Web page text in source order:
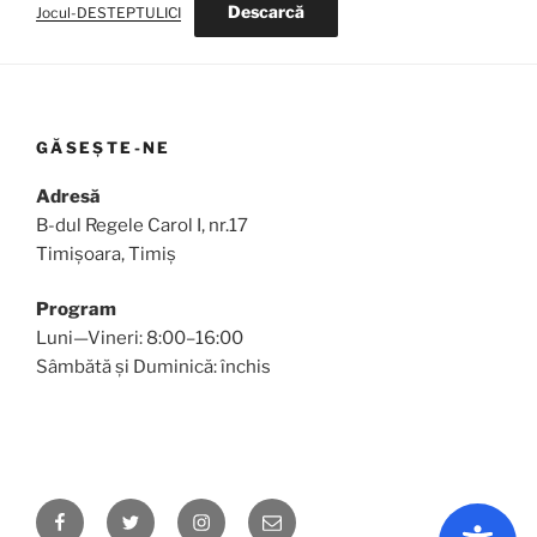
Jocul-DESTEPTULICI Descarcă
GĂSEȘTE-NE
Adresă
B-dul Regele Carol I, nr.17
Timișoara, Timiș
Program
Luni—Vineri: 8:00–16:00
Sâmbătă și Duminică: închis
FacebookTwitter InstagramEmail